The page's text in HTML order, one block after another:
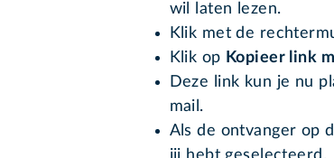
wil laten lezen.
Klik met de
Klik op Kopieer link
Deze link kun je nu
mail.
Als de ontvanger op